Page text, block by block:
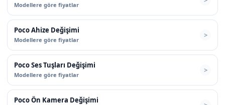
Modellere göre fiyatlar
Poco Ahize Değişimi
Modellere göre fiyatlar
Poco Ses Tuşları Değişimi
Modellere göre fiyatlar
Poco Ön Kamera Değişimi